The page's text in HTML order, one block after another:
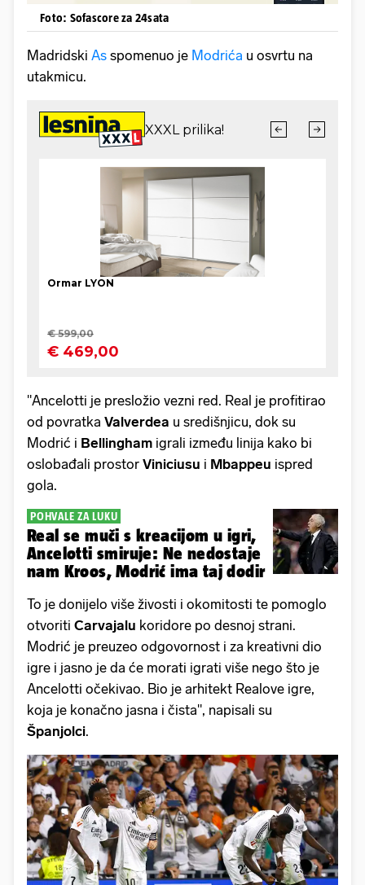
Foto: Sofascore za 24sata
Madridski As spomenuo je Modrića u osvrtu na
utakmicu.
"Ancelotti je presložio vezni red. Real je profitirao
od povratka Valverdea u središnjicu, dok su
Modrić i Bellingham igrali između linija kako bi
oslobađali prostor Viniciusu i Mbappeu ispred
gola.
POHVALE ZA LUKU
Real se muči s kreacijom u igri,
Ancelotti smiruje: Ne nedostaje
nam Kroos, Modrić ima taj dodir
To je donijelo više živosti i okomitosti te pomoglo
otvoriti Carvajalu koridore po desnoj strani.
Modrić je preuzeo odgovornost i za kreativni dio
igre i jasno je da će morati igrati više nego što je
Ancelotti očekivao. Bio je arhitekt Realove igre,
koja je konačno jasna i čista", napisali su
Španjolci.